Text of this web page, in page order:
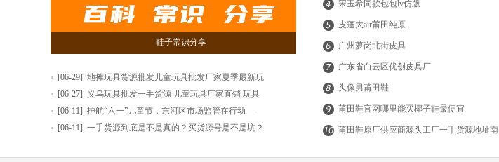
鞋子常识分享
[06-29] 地摊玩具货源批发儿童玩具批发厂家夏季最新玩
[06-27]
义乌玩具批发一手货源 儿童玩具厂家直销 玩具
[06-11] 护航“六一”儿童节，东河区市场监管在行动—
[06-11] 一手货源到底是不是真的？买货源号是不是坑？
宋玉希同款包包lv仿版
皮蓬大air莆田纯原
广州萝岗北街皮具
广东省白云区优创皮具厂
头像男莆田鞋
莆田鞋官网哪里能买椰子鞋最便宜
莆田鞋原厂供应商源头工厂一手货源地址南